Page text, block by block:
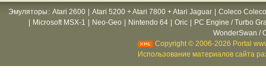
Эмуляторы : Atari 2600 Atari 5200 + Atari 7800 + Atari Jaguar
Coleco
Microsoft MSX-1 Neo-Geo Nintendo 64 Oric
PC Engine / Turbo
WonderSwan /
Copyright © 2006-2026 Portal
Использование материалов сайта